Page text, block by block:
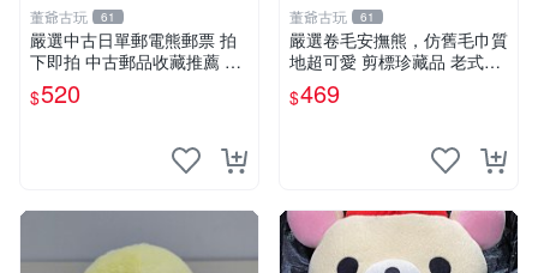
董爺古玩 61
嚴選中古日單郵電熊郵票 拍
下即拍 中古郵品收藏推薦 郵
票 郵電熊 日本
$520
董爺古玩 61
嚴選卷毛安撫熊，仿舊毛巾質
地超可愛 剪標珍藏品 老式毛
巾質地 安撫熊 款式
$469